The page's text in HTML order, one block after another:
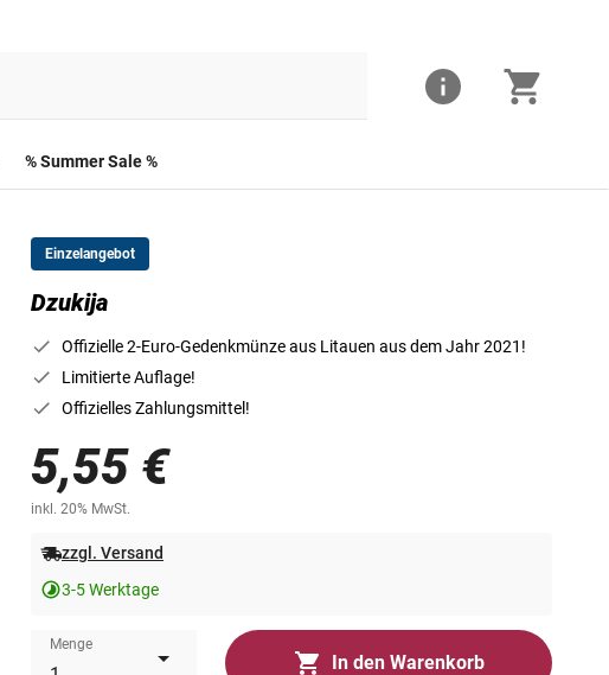
% Summer Sale %
Einzelangebot
Dzukija
Offizielle 2-Euro-Gedenkmünze aus Litauen aus dem Jahr 2021!
Limitierte Auflage!
Offizielles Zahlungsmittel!
5,55 €
inkl. 20% MwSt.
zzgl. Versand
3-5 Werktage
Menge
In den Warenkorb